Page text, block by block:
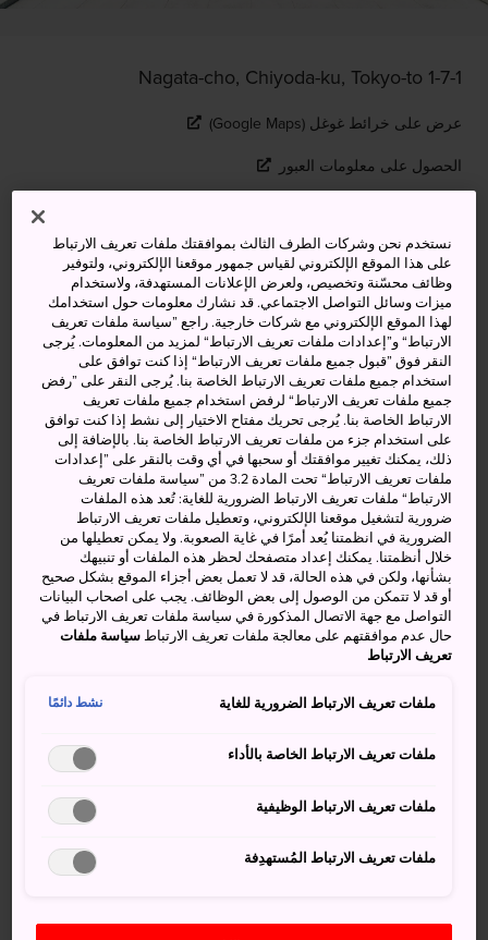
1-7-1 Nagata-cho, Chiyoda-ku, Tokyo-to
عرض على خرائط غوغل (Google Maps)
الحصول على معلومات العبور
الكلمات المفتاحية الخريطة
مكان تُرسم فيه سياسة اليابان
وينضج فيه ساستها
البرلمان الياباني هو المكان الذي تنبع منه سياسات اليابان
وتوجهاتها، ولا يقل مبناه في أهميته وتأثيره عنه شيئًا. وقد شُيد
مبنى البرلمان الياباني في وسط العاصمة طوكيو على نمط
معماري مذهل، ويتألف من مجلس للنواب ومجلس
للمستشارين.
حقائق سريعة
تُنظم جولات في مجلس النواب يوميًا
وتنظم جولات مجلس المستشارين طيلة أيام الأسبوع
كيفية الوصول
يمكنك الوصول إلى مبنى البرلمان الياباني بالقطار أو سيارات
الأجرة.
مبنى البرلمان الياباني، فأفضل محطة للوصول إلى هناك هي
نستخدم نحن وشركات الطرف الثالث بموافقتك ملفات تعريف الارتباط
على هذا الموقع الإلكتروني لقياس جمهور موقعنا الإلكتروني، ولتوفير
وظائف محسّنة وتخصيص، ولعرض الإعلانات المستهدفة، ولاستخدام
ميزات وسائل التواصل الاجتماعي. قد نشارك معلومات حول استخدامك
لهذا الموقع الإلكتروني مع شركات خارجية. راجع ”سياسة ملفات تعريف
الارتباط“ و”إعدادات ملفات تعريف الارتباط“ لمزيد من المعلومات. يُرجى
النقر فوق ”قبول جميع ملفات تعريف الارتباط“ إذا كنت توافق على
استخدام جميع ملفات تعريف الارتباط الخاصة بنا. يُرجى النقر على ”رفض
جميع ملفات تعريف الارتباط“ لرفض استخدام جميع ملفات تعريف
الارتباط الخاصة بنا. يُرجى تحريك مفتاح الاختيار إلى نشط إذا كنت توافق
على استخدام جزء من ملفات تعريف الارتباط الخاصة بنا. بالإضافة إلى
ذلك، يمكنك تغيير موافقتك أو سحبها في أي وقت بالنقر على ”إعدادات
ملفات تعريف الارتباط“ تحت المادة 3.2 من ”سياسة ملفات تعريف
الارتباط“ ملفات تعريف الارتباط الضرورية للغاية: تُعد هذه الملفات
ضرورية لتشغيل موقعنا الإلكتروني، وتعطيل ملفات تعريف الارتباط
الضرورية في انظمتنا يُعد أمرًا في غاية الصعوبة. ولا يمكن تعطيلها من
خلال أنظمتنا. يمكنك إعداد متصفحك لحظر هذه الملفات أو تنبيهك
بشأنها، ولكن في هذه الحالة، قد لا تعمل بعض أجزاء الموقع بشكل صحيح
أو قد لا تتمكن من الوصول إلى بعض الوظائف. يجب على اصحاب البيانات
التواصل مع جهة الاتصال المذكورة في سياسة ملفات تعريف الارتباط في
حال عدم موافقتهم على معالجة ملفات تعريف الارتباطسياسة ملفات
تعريف الارتباط
ملفات تعريف الارتباط الضرورية للغاية نشط دائمًا
ملفات تعريف الارتباط الخاصة بالأداء
ملفات تعريف الارتباط الوظيفية
ملفات تعريف الارتباط المُستهدِفة